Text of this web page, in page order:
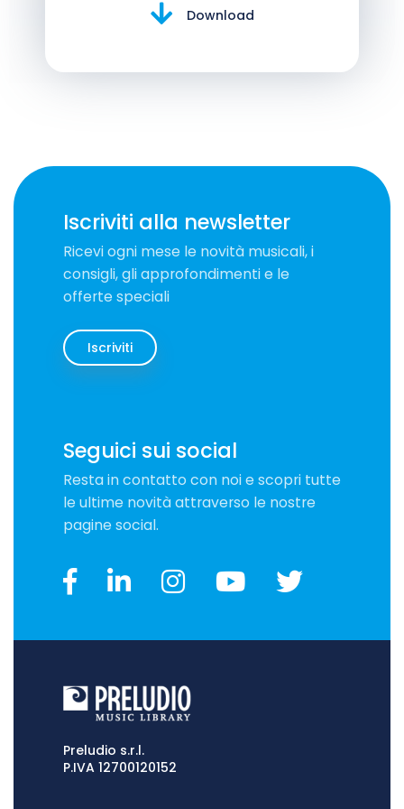
Download
Iscriviti alla newsletter
Ricevi ogni mese le novità musicali, i
consigli, gli approfondimenti e le
offerte speciali
Iscriviti
Seguici sui social
Resta in contatto con noi e scopri tutte
le ultime novità attraverso le nostre
pagine social.
Preludio s.r.l.
P.IVA 12700120152